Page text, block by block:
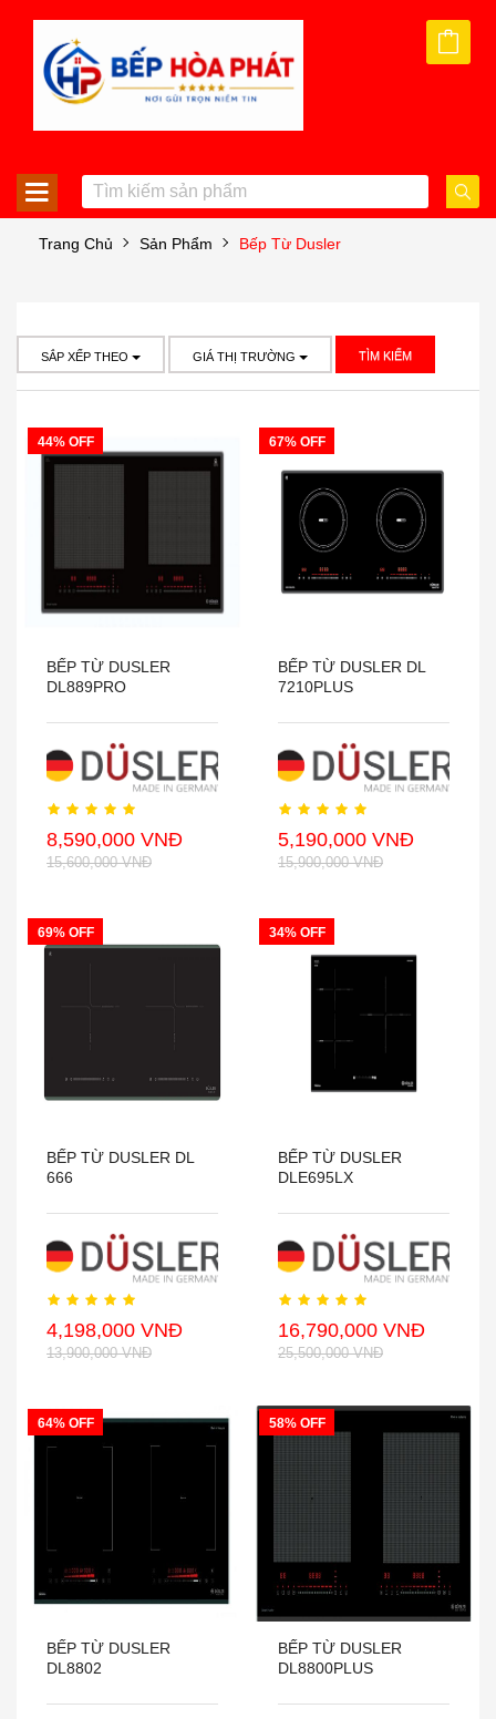
Trang Chủ Sản Phẩm Bếp Từ Dusler
SẮP XẾP THEO GIÁ THỊ TRƯỜNG TÌM KIẾM
44% OFF
BẾP TỪ DUSLER
DL889PRO
8,590,000 VNĐ
15,600,000 VNĐ
67% OFF
BẾP TỪ DUSLER DL
7210PLUS
5,190,000 VNĐ
15,900,000 VNĐ
69% OFF
BẾP TỪ DUSLER DL
666
4,198,000 VNĐ
13,900,000 VNĐ
34% OFF
BẾP TỪ DUSLER
DLE695LX
16,790,000 VNĐ
25,500,000 VNĐ
64% OFF
BẾP TỪ DUSLER
DL8802
58% OFF
BẾP TỪ DUSLER
DL8800PLUS